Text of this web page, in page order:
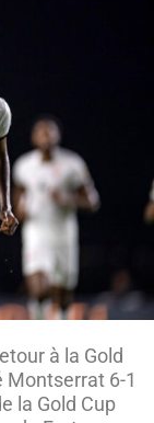
à la Gold
Montserrat 6-1
la Gold Cup